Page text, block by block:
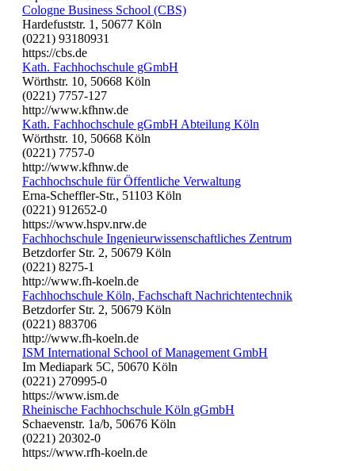
Cologne Business School (CBS)
Hardefuststr. 1, 50677 Köln
(0221) 93180931
https://cbs.de
Kath. Fachhochschule gGmbH
Wörthstr. 10, 50668 Köln
(0221) 7757-127
http://www.kfhnw.de
Kath. Fachhochschule gGmbH Abteilung Köln
Wörthstr. 10, 50668 Köln
(0221) 7757-0
http://www.kfhnw.de
Fachhochschule für Öffentliche Verwaltung
Erna-Scheffler-Str., 51103 Köln
(0221) 912652-0
https://www.hspv.nrw.de
Fachhochschule Ingenieurwissenschaftliches Zentrum
Betzdorfer Str. 2, 50679 Köln
(0221) 8275-1
http://www.fh-koeln.de
Fachhochschule Köln, Fachschaft Nachrichtentechnik
Betzdorfer Str. 2, 50679 Köln
(0221) 883706
http://www.fh-koeln.de
ISM International School of Management GmbH
Im Mediapark 5C, 50670 Köln
(0221) 270995-0
https://www.ism.de
Rheinische Fachhochschule Köln gGmbH
Schaevenstr. 1a/b, 50676 Köln
(0221) 20302-0
https://www.rfh-koeln.de